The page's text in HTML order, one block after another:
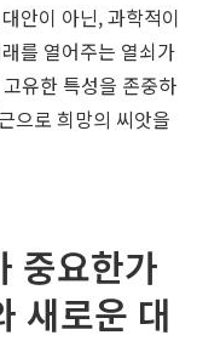
안이 아닌, 과학적이
를 열어주는 열쇠가
유한 특성을 존중하
으로 희망의 씨앗을
중요한가
새로운 대